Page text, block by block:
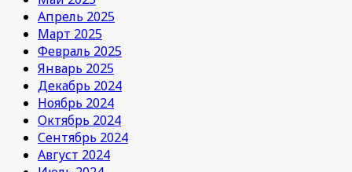
Апрель 2025
Март 2025
Февраль 2025
Январь 2025
Декабрь 2024
Ноябрь 2024
Октябрь 2024
Сентябрь 2024
Август 2024